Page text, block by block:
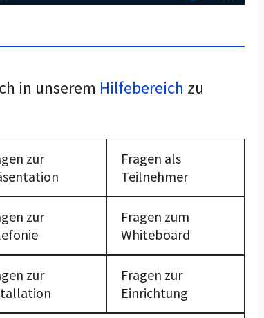
in unserem Hilfebereich zu
zur
Fragen als
Teilnehmer
zur
Fragen zum
Whiteboard
zur
Fragen zur
Einrichtung